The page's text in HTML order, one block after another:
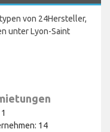
von 24Hersteller,
unter Lyon-Saint
14